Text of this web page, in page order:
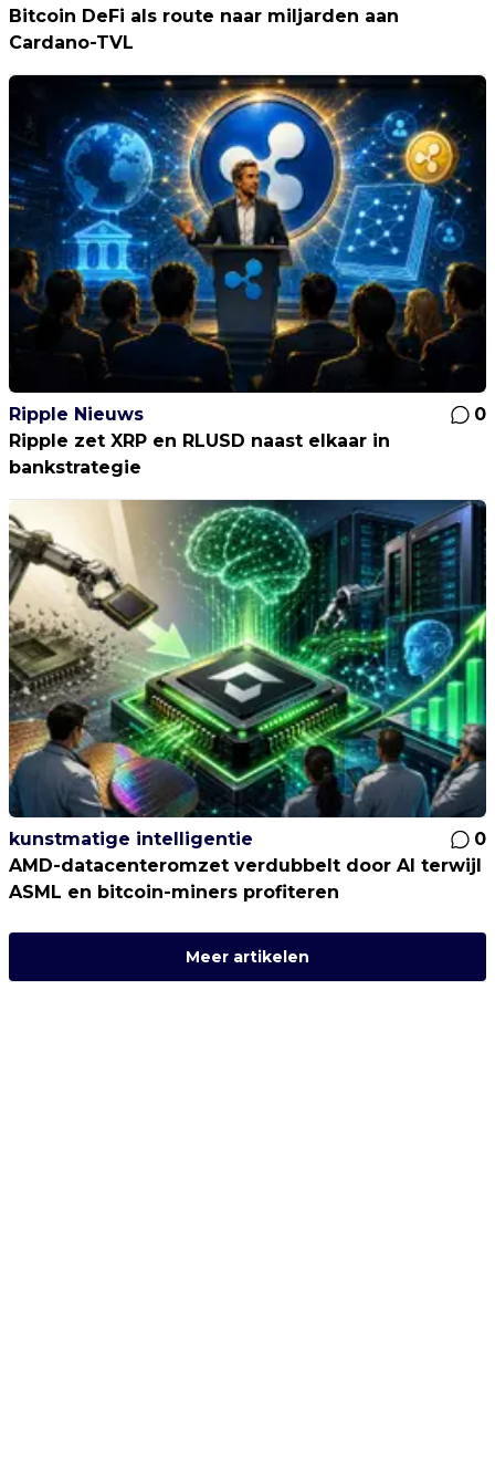
Bitcoin DeFi als route naar miljarden aan
Cardano-TVL
Ripple Nieuws
0
Ripple zet XRP en RLUSD naast elkaar in
bankstrategie
kunstmatige intelligentie
0
AMD-datacenteromzet verdubbelt door AI terwijl
ASML en bitcoin-miners profiteren
Meer artikelen